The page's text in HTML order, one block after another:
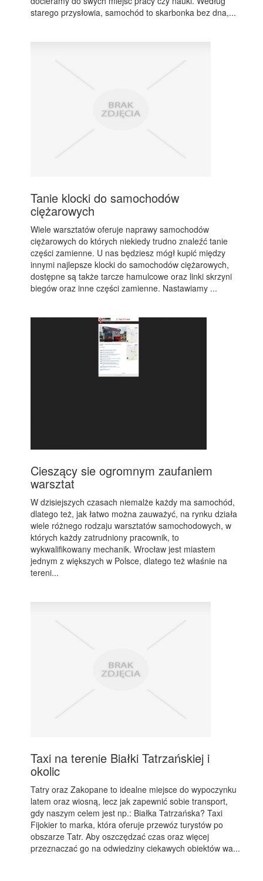
starego przysłowia, samochód to skarbonka bez dna,...
Tanie klocki do samochodów
ciężarowych
Wiele warsztatów oferuje naprawy samochodów
ciężarowych do których niekiedy trudno znaleźć tanie
części zamienne. U nas będziesz mógł kupić między
innymi najlepsze klocki do samochodów ciężarowych,
dostępne są także tarcze hamulcowe oraz linki skrzyni
biegów oraz inne części zamienne. Nastawiamy ...
Cieszący sie ogromnym zaufaniem
warsztat
W dzisiejszych czasach niemalże każdy ma samochód,
dlatego też, jak łatwo można zauważyć, na rynku działa
wiele różnego rodzaju warsztatów samochodowych, w
których każdy zatrudniony pracownik, to
wykwalifikowany mechanik. Wrocław jest miastem
jednym z większych w Polsce, dlatego też właśnie na
tereni...
Taxi na terenie Białki Tatrzańskiej i
okolic
Tatry oraz Zakopane to idealne miejsce do wypoczynku
latem oraz wiosną, lecz jak zapewnić sobie transport,
gdy naszym celem jest np.: Białka Tatrzańska? Taxi
Fijokier to marka, która oferuje przewóz turystów po
obszarze Tatr. Aby oszczędzać czas oraz więcej
przeznaczać go na odwiedziny ciekawych obiektów wa...